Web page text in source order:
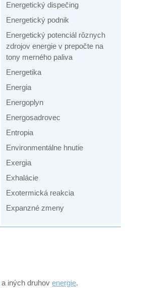
Energetický dispečing
Energetický podnik
Energetický potenciál rôznych
zdrojov energie v prepočte na
tony merného paliva
Energetika
Energia
Energoplyn
Energosadrovec
Entropia
Environmentálne hnutie
Exergia
Exhalácie
Exotermická reakcia
Expanzné zmeny
a iných druhov energie.